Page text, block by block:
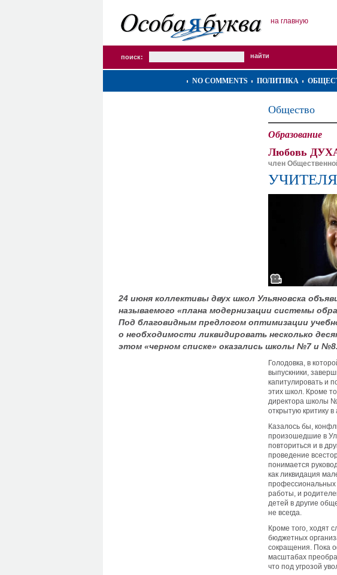
на главную
поиск:
NO COMMENTS ПОЛИТИКА
Общество
Образование
Любовь
член
24 июня коллективы двух школ Ульяновска
называемого «плана модернизации системы
Под благовидным предлогом оптимизации
о необходимости ликвидировать несколько
этом «черном списке» оказались школы №7 и №8.
Голодовка, в
выпускники,
капитулировать и
этих школ. Кроме
директора школы
открытую критику в
Казалось бы,
произошедшие в
повториться и в
проведение
понимается
как ликвидация
профессиональных
работы, и
детей в другие
не всегда.
Кроме того, ходят
бюджетных
сокращения. Пока
масштабах
что под угрозой